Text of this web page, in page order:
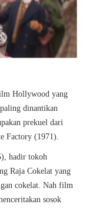
Hollywood yang
dinantikan
prekuel dari
Factory (1971).
hadir tokoh
Raja Cokelat yang
cokelat. Nah film
sosok